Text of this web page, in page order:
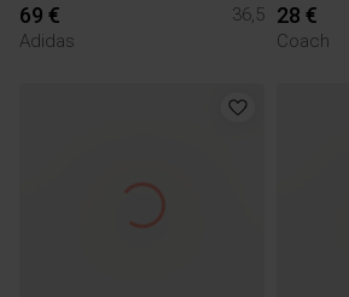
69 €
36,5
Adidas
28 €
Coach